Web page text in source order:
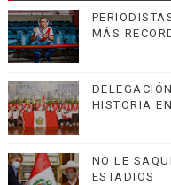
MÁS
HISTORIA
NO LE
ESTADIOS